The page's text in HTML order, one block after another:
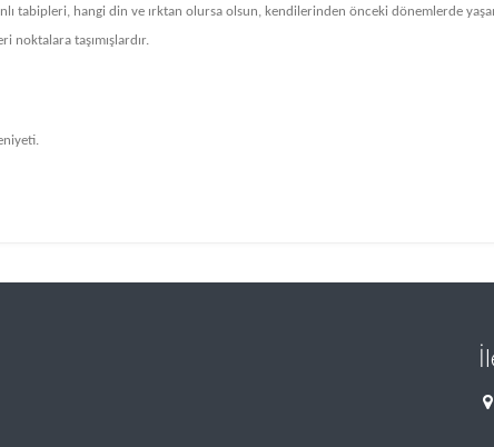
tabipleri, hangi din ve ırktan olursa olsun, kendilerinden önceki dönemlerde
noktalara taşımışlardır.